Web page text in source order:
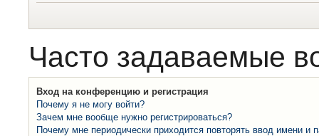
Часто задаваемые
Вход на конференцию и регистрация
Почему я не могу войти?
Зачем мне вообще нужно регистрироваться?
Почему мне периодически приходится повторять ввод имени и